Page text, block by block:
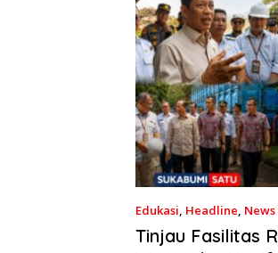
Edukasi, Headline, News
Tinjau Fasilitas